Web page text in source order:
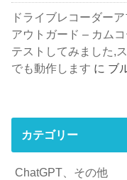
ドライブレコーダー
アウトガード – カム
テストしてみました,
でも動作します に ブ
カテゴリー
ChatGPT、その他